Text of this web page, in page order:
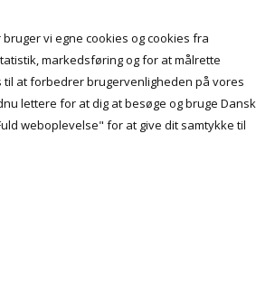
vi egne cookies og cookies fra
markedsføring og for at målrette
til at forbedrer brugervenligheden på vores
lettere for at dig at besøge og bruge Dansk
weboplevelse" for at give dit samtykke til
Menu